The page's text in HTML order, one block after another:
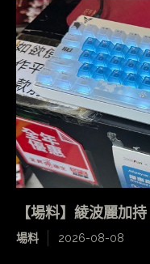
【場料】綾波麗加
場料 2026-08-08